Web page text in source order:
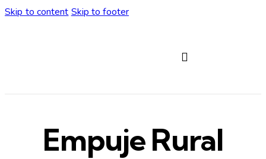
Skip to content Skip to footer
Empuje Rural